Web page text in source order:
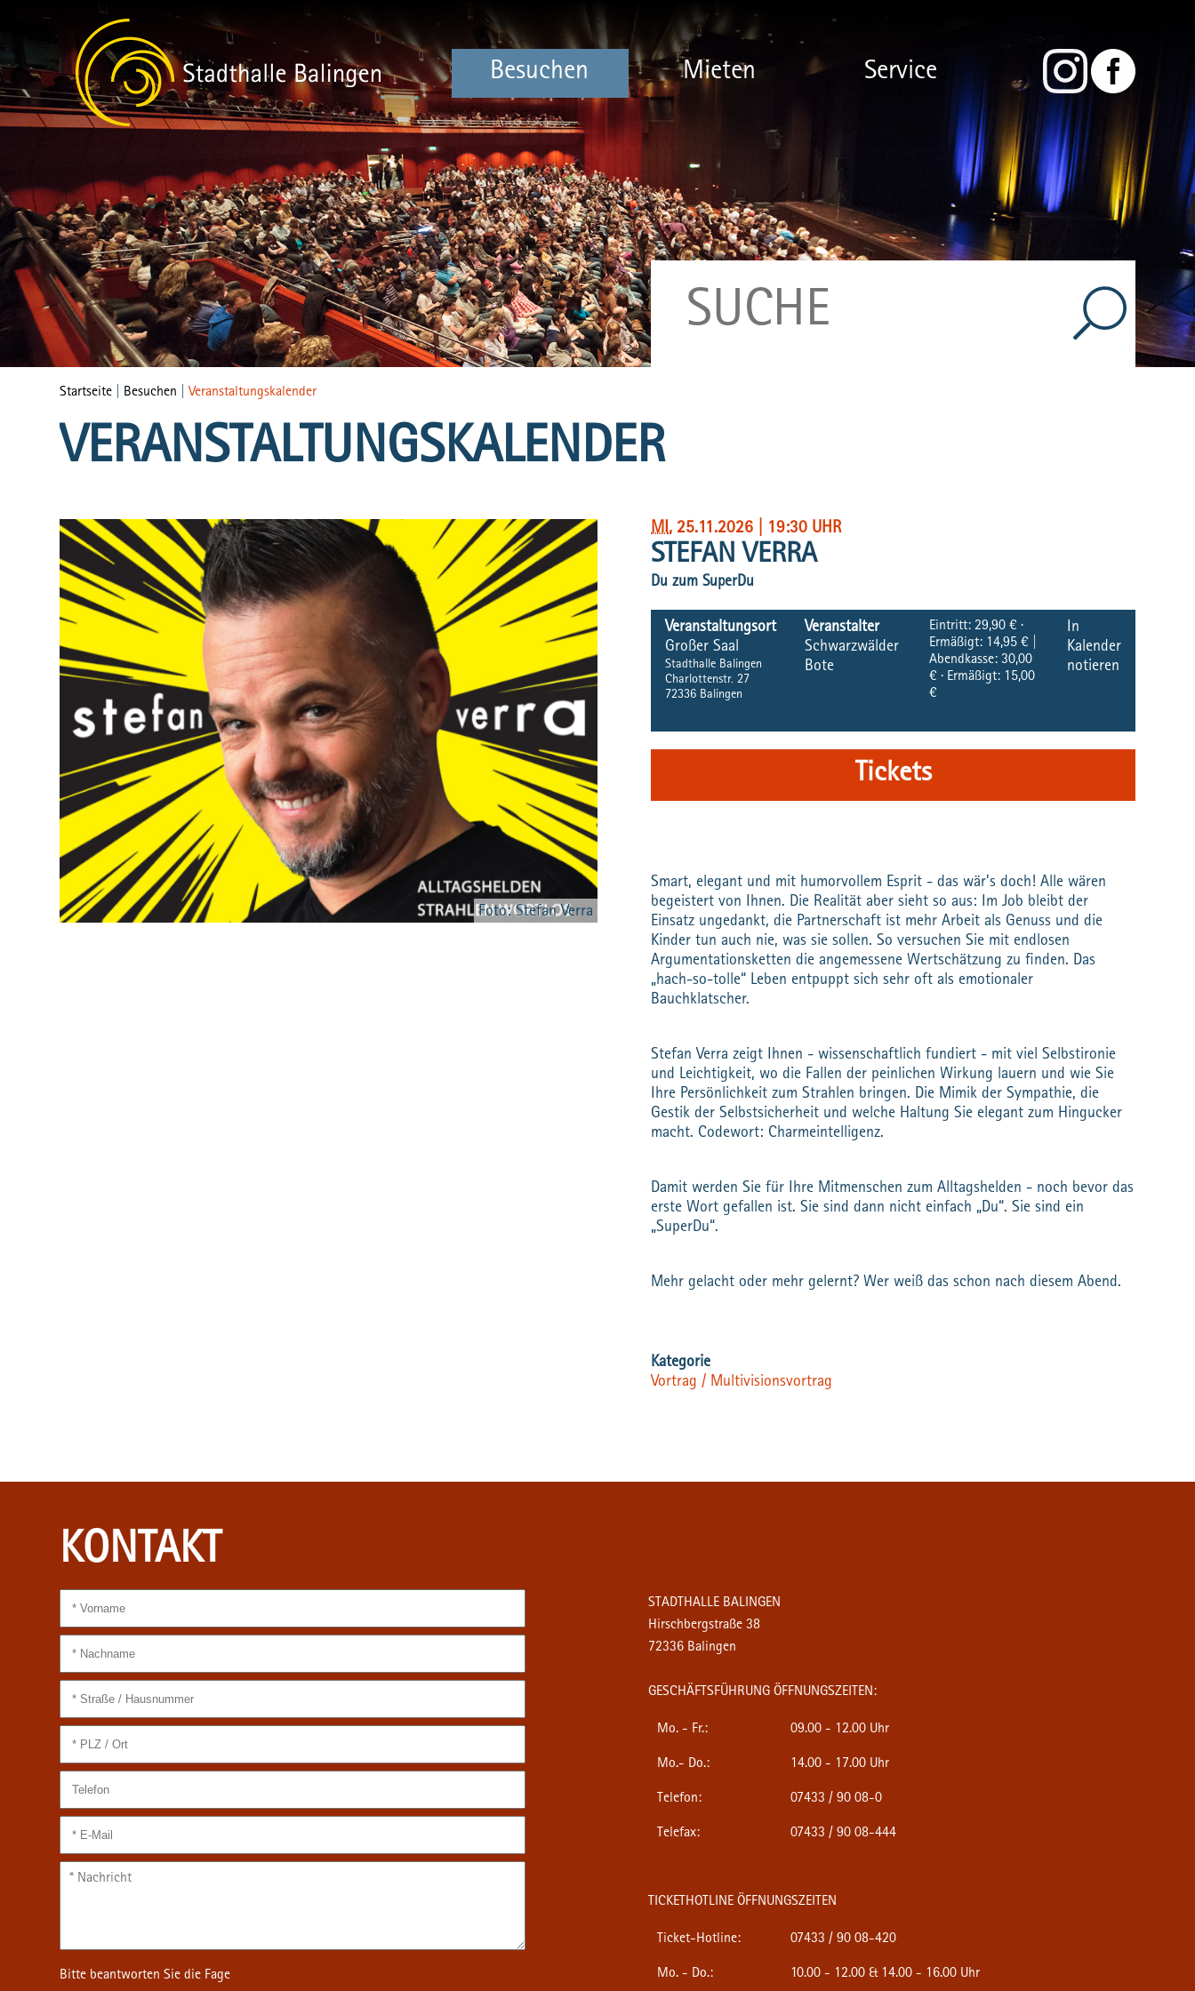
Besuchen Mieten Service
Startseite Besuchen |Veranstaltungskalender
VERANSTALTUNGSKALENDER
Foto: Stefan Verra
MI, 25.11.2026 19:30 UHR
STEFAN VERRA
Du zum SuperDu
Veranstaltungsort
Großer Saal
Stadthalle Balingen
Charlottenstr. 27
72336 Balingen
Veranstalter
Schwarzwälder
Bote
Eintritt: 29,90 € ·
Ermäßigt: 14,95 € |
Abendkasse: 30,00
€ · Ermäßigt: 15,00
€
In
Kalender
notieren
Tickets
Smart, elegant und mit humorvollem Esprit - das wär’s doch! Alle wären
begeistert von Ihnen. Die Realität aber sieht so aus: Im Job bleibt der
Einsatz ungedankt, die Partnerschaft ist mehr Arbeit als Genuss und die
Kinder tun auch nie, was sie sollen. So versuchen Sie mit endlosen
Argumentationsketten die angemessene Wertschätzung zu finden. Das
„hach-so-tolle“ Leben entpuppt sich sehr oft als emotionaler
Bauchklatscher.
Stefan Verra zeigt Ihnen - wissenschaftlich fundiert - mit viel Selbstironie
und Leichtigkeit, wo die Fallen der peinlichen Wirkung lauern und wie Sie
Ihre Persönlichkeit zum Strahlen bringen. Die Mimik der Sympathie, die
Gestik der Selbstsicherheit und welche Haltung Sie elegant zum Hingucker
macht. Codewort: Charmeintelligenz.
Damit werden Sie für Ihre Mitmenschen zum Alltagshelden - noch bevor das
erste Wort gefallen ist. Sie sind dann nicht einfach „Du“. Sie sind ein
„SuperDu“.
Mehr gelacht oder mehr gelernt? Wer weiß das schon nach diesem Abend.
Vortrag / Multivisionsvortrag
KONTAKT
STADTHALLE BALINGEN
Hirschbergstraße 38
72336 Balingen
GESCHÄFTSFÜHRUNG ÖFFNUNGSZEITEN:
Mo. - Fr.: 09.00 - 12.00 Uhr
Mo.- Do.: 14.00 - 17.00 Uhr
Telefon: 07433 / 90 08-0
Telefax: 07433 / 90 08-444
TICKETHOTLINE ÖFFNUNGSZEITEN
Ticket-Hotline: 07433 / 90 08-420
Mo. - Do.: 10.00 - 12.00 & 14.00 - 16.00 Uhr